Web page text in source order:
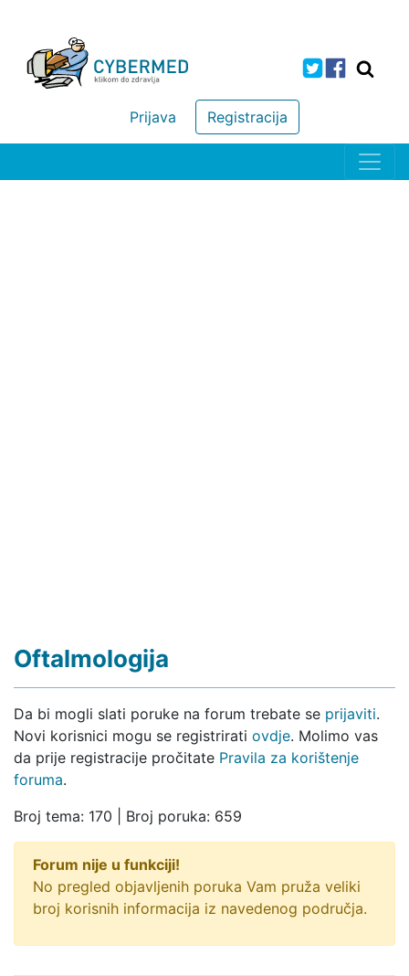
Registracija
Prijava
Oftalmologija
Da bi mogli slati poruke na forum trebate se prijaviti.
Novi korisnici mogu se registrirati ovdje. Molimo vas
da prije registracije pročitate Pravila za korištenje
foruma.
Broj tema: 170 | Broj poruka: 659
Forum nije u funkciji!
No pregled objavljenih poruka Vam pruža veliki
broj korisnih informacija iz navedenog područja.